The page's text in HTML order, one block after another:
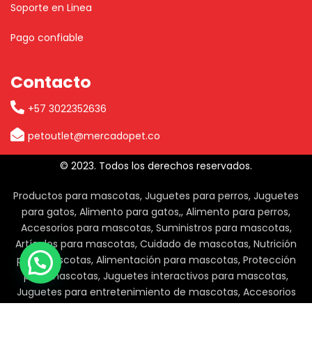
Soporte en Linea
Pago confiable
Contacto
+57 3022352636
petoutlet@mercadopet.co
© 2023. Todos los derechos reservados.
Productos para mascotas, Juguetes para perros, Juguetes
para gatos, Alimento para gatos,, Alimento para perros,
Accesorios para mascotas, Suministros para mascotas,
Artículos para mascotas, Cuidado de mascotas, Nutrición
para mascotas, Alimentación para mascotas, Protección
para mascotas, Juguetes interactivos para mascotas,
Juguetes para entretenimiento de mascotas, Accesorios